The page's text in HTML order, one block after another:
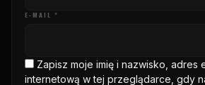
E-MAIL *
Zapisz moje imię i nazwisko, adres
internetową w tej przeglądarce, gdy